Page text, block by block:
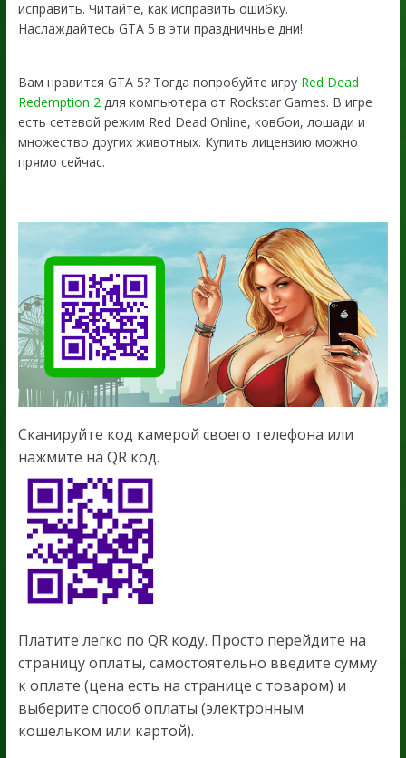
исправить. Читайте, как исправить ошибку.
Наслаждайтесь GTA 5 в эти праздничные дни!
Вам нравится GTA 5? Тогда попробуйте игру Red Dead
Redemption 2для компьютера от Rockstar Games. В игре
есть сетевой режим Red Dead Online, ковбои, лошади и
множество других животных. Купить лицензию можно
прямо сейчас.
Сканируйте код камерой своего телефона или
нажмите на QR код.
Платите легко по QR коду. Просто перейдите на
страницу оплаты, самостоятельно введите сумму
к оплате (цена есть на странице с товаром) и
выберите способ оплаты (электронным
кошельком или картой).